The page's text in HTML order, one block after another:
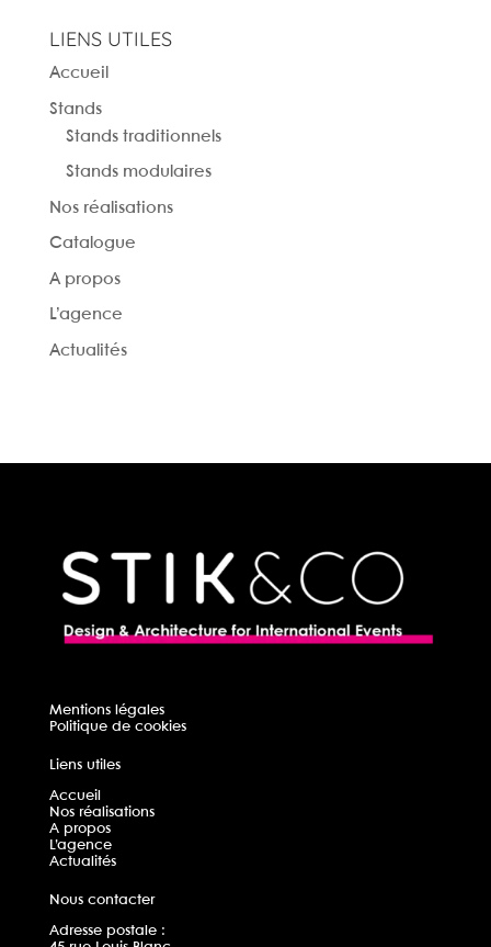
LIENS UTILES
Accueil
Stands
Stands traditionnels
Stands modulaires
Nos réalisations
Catalogue
A propos
L’agence
Actualités
Mentions légales
Politique de cookies
Liens utiles
Accueil
Nos réalisations
A propos
L’agence
Actualités
Nous contacter
Adresse postale :